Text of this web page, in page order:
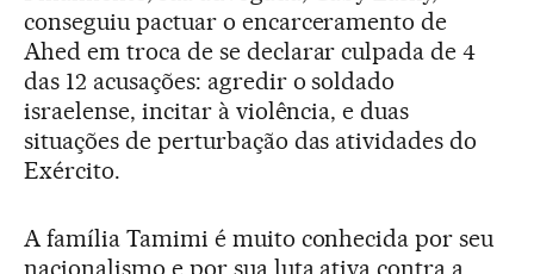
conseguiu pactuar o encarceramento de
Ahed em troca de se declarar culpada de 4
das 12 acusações: agredir o soldado
israelense, incitar à violência, e duas
situações de perturbação das atividades do
Exército.
A família Tamimi é muito conhecida por seu
nacionalismo e por sua luta ativa contra a